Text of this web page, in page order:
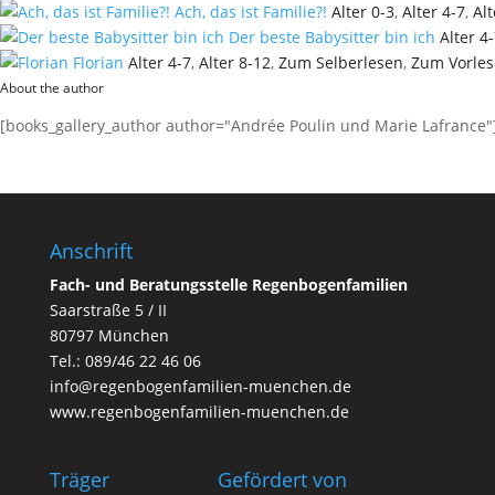
Ach, das ist Familie?! Alter 0-3, Alter 4-7,
Der beste Babysitter bin ich Alter
Florian Alter 4-7, Alter 8-12, Zum Selberlesen, Zum
About the author
[books_gallery_author author="Andrée Poulin und Marie
Anschrift
Fach- und Beratungsstelle Regenbogenfamilien
Saarstraße 5 / II
80797 München
Tel.: 089/46 22 46 06
info@regenbogenfamilien-muenchen.de
www.regenbogenfamilien-muenchen.de
Träger Geför­dert von